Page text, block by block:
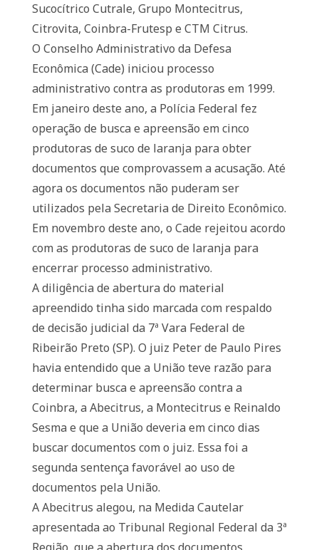
Sucocítrico Cutrale, Grupo Montecitrus,
Citrovita, Coinbra-Frutesp e CTM Citrus.
O Conselho Administrativo da Defesa
Econômica (Cade) iniciou processo
administrativo contra as produtoras em 1999.
Em janeiro deste ano, a Polícia Federal fez
operação de busca e apreensão em cinco
produtoras de suco de laranja para obter
documentos que comprovassem a acusação. Até
agora os documentos não puderam ser
utilizados pela Secretaria de Direito Econômico.
Em novembro deste ano, o Cade rejeitou acordo
com as produtoras de suco de laranja para
encerrar processo administrativo.
A diligência de abertura do material
apreendido tinha sido marcada com respaldo
de decisão judicial da 7ª Vara Federal de
Ribeirão Preto (SP). O juiz Peter de Paulo Pires
havia entendido que a União teve razão para
determinar busca e apreensão contra a
Coinbra, a Abecitrus, a Montecitrus e Reinaldo
Sesma e que a União deveria em cinco dias
buscar documentos com o juiz. Essa foi a
segunda sentença favorável ao uso de
documentos pela União.
A Abecitrus alegou, na Medida Cautelar
apresentada ao Tribunal Regional Federal da 3ª